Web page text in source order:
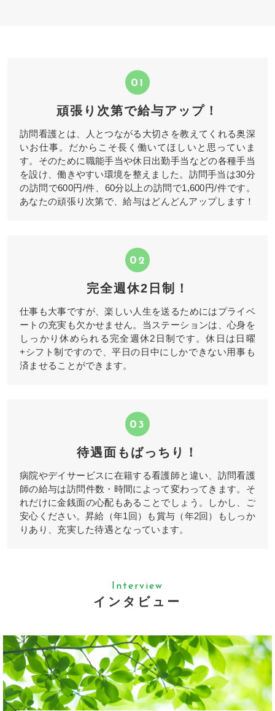
01
頑張り次第で給与アップ！
訪問看護とは、人とつながる大切さを教えてくれる奥深
いお仕事。だからこそ長く働いてほしいと思っていま
す。そのために職能手当や休日出勤手当などの各種手当
を設け、働きやすい環境を整えました。訪問手当は30分
の訪問で600円/件、60分以上の訪問で1,600円/件です。
あなたの頑張り次第で、給与はどんどんアップします！
02
完全週休2日制！
仕事も大事ですが、楽しい人生を送るためにはプライベ
ートの充実も欠かせません。当ステーションは、心身を
しっかり休められる完全週休2日制です。休日は日曜
+シフト制ですので、平日の日中にしかできない用事も
済ませることができます。
03
待遇面もばっちり！
病院やデイサービスに在籍する看護師と違い、訪問看護
師の給与は訪問件数・時間によって変わってきます。そ
れだけに金銭面の心配もあることでしょう。しかし、ご
安心ください。昇給（年1回）も賞与（年2回）もしっか
りあり、充実した待遇となっています。
Interview
インタビュー